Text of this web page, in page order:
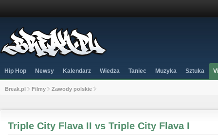
Hip Hop Newsy Kalendarz Wiedza Taniec Muzyka Sztuka
Break.pl Filmy Zawody polskie
Triple City Flava II vs Triple City Flava I